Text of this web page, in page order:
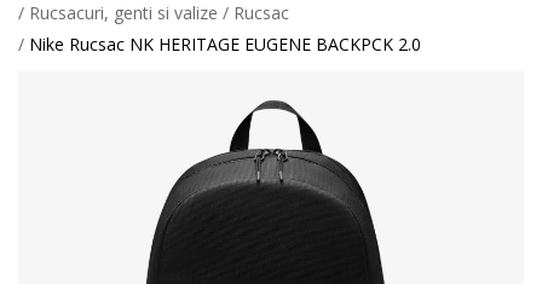
Rucsacuri, genti si valize
Rucsac
Nike Rucsac NK HERITAGE EUGENE BACKPCK 2.0